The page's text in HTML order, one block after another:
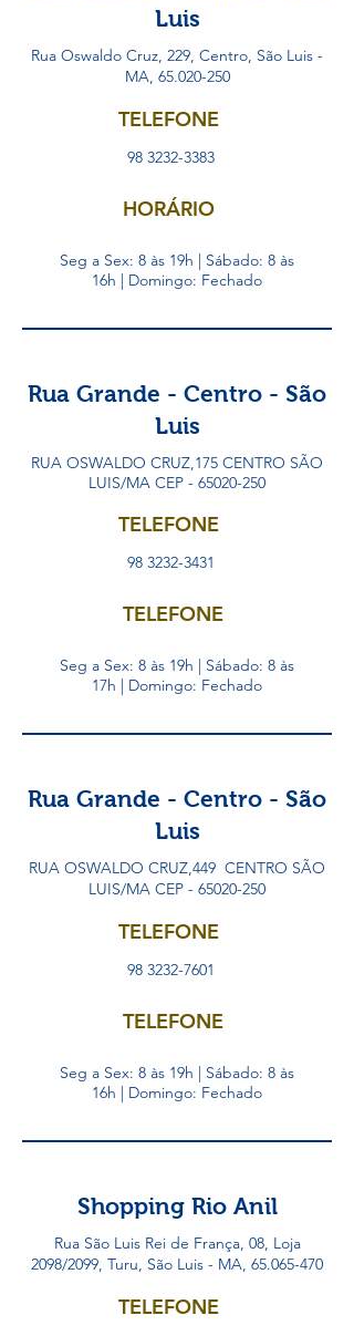
Luis
Rua Oswaldo Cruz, 229, Centro, São Luis -
MA, 65.020-250
TELEFONE
98 3232-3383
HORÁRIO
Seg a Sex: 8 às 19h | Sábado: 8 às
16h | Domingo: Fechado
Rua Grande - Centro - São
Luis
RUA OSWALDO CRUZ,175 CENTRO SÃO
LUIS/MA CEP - 65020-250
TELEFONE
98 3232-3431
TELEFONE
Seg a Sex: 8 às 19h | Sábado: 8 às
17h | Domingo: Fechado
Rua Grande - Centro - São
Luis
RUA OSWALDO CRUZ,449 CENTRO SÃO
LUIS/MA CEP - 65020-250
TELEFONE
98 3232-7601
TELEFONE
Seg a Sex: 8 às 19h | Sábado: 8 às
16h | Domingo: Fechado
Shopping Rio Anil
Rua São Luis Rei de França, 08, Loja
2098/2099, Turu, São Luis - MA, 65.065-470
TELEFONE